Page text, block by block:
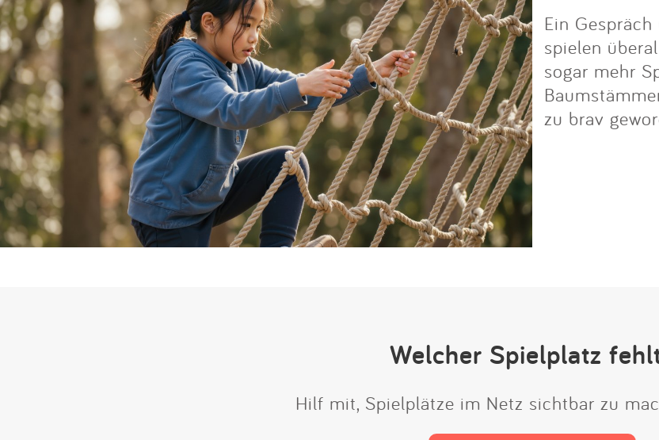
Ein
spielen
sogar mehr
zu brav
Welcher Spielplatz
Hilf mit, Spielplätze im Netz sichtbar zu